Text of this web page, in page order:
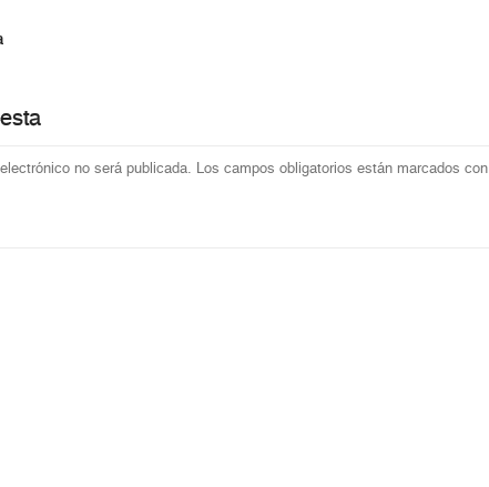
no será publicada. Los campos obligatorios están marcados con